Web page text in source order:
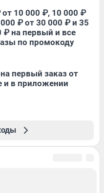
10 000 ₽, 10 000 ₽
₽ от 30 000 ₽ и 35
₽ на первый и все
по промокоду
первый заказ от
и в приложении